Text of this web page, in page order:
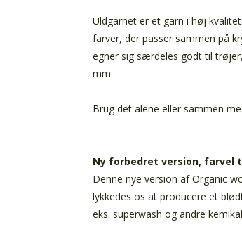
Uldgarnet er et garn i høj
farver, der passer sammen på
egner sig særdeles godt til
mm.
Brug det alene eller sammen
Ny forbedret version, farvel
Denne nye version af Organic
lykkedes os at producere et
eks. superwash og andre